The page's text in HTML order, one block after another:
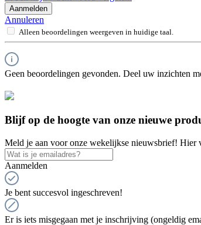
Aanmelden
Annuleren
Alleen beoordelingen weergeven in huidige taal.
Geen beoordelingen gevonden. Deel uw inzichten
Blijf op de hoogte van onze nieuwe
Meld je aan voor onze wekelijkse nieuwsbrief! Hier
Aanmelden
Je bent succesvol ingeschreven!
Er is iets misgegaan met je inschrijving (ongeldig